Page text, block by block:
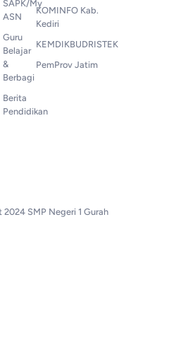
SAPK/My
ASN
Guru
Belajar
&
Berbagi
Berita
Pendidikan
KOMINFO Kab.
Kediri
KEMDIKBUDRISTEK
PemProv Jatim
SMP Negeri 1 Gurah